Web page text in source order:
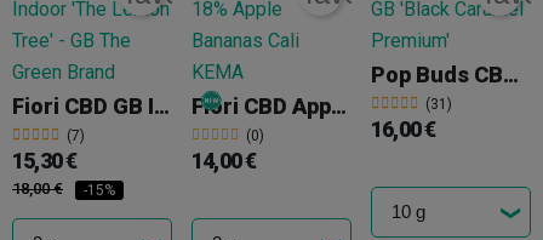
Fiori CBD GB Indoor 'The Lemon Tree'
(7)
15,30 €
18,00 € -15%
Fiori CBD Apple Bananas Cali KEMA
(0)
14,00 €
Pop Buds CBD GB 'Black Caramel Premium'
(31)
16,00 €